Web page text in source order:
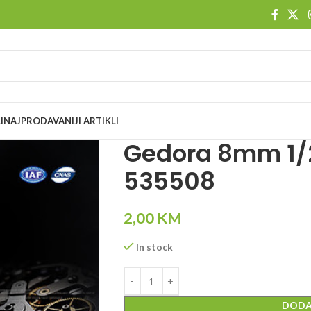
NAJPRODAVANIJI ARTIKLI
Gedora 8mm
535508
2,00 KM
In stock